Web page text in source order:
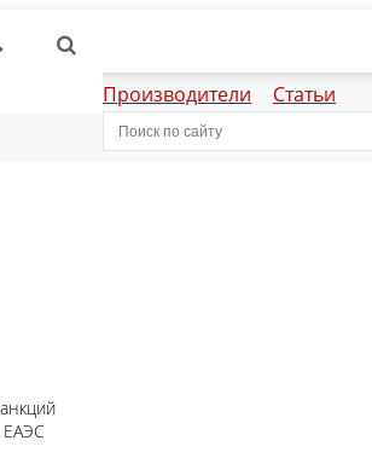
Производители Статьи
ЕАЭС